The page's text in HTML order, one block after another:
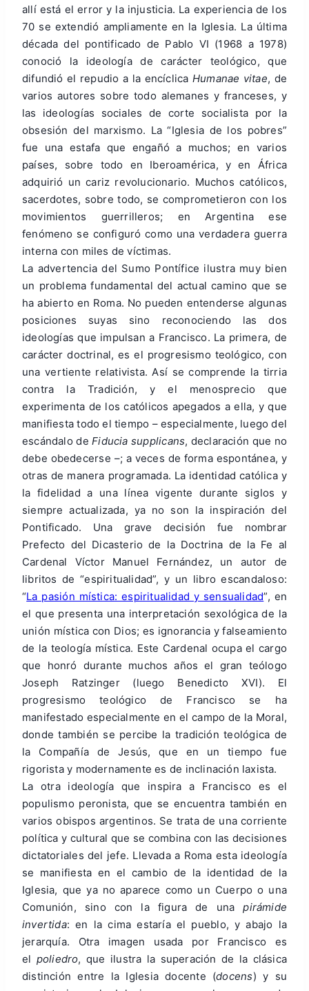
allí está el error y la injusticia. La experiencia de los
70 se extendió ampliamente en la Iglesia. La última
década del pontificado de Pablo VI (1968 a 1978)
conoció la ideología de carácter teológico, que
difundió el repudio a la encíclica Humanae vitae, de
varios autores sobre todo alemanes y franceses, y
las ideologías sociales de corte socialista por la
obsesión del marxismo. La “Iglesia de los pobres”
fue una estafa que engañó a muchos; en varios
países, sobre todo en Iberoamérica, y en África
adquirió un cariz revolucionario. Muchos católicos,
sacerdotes, sobre todo, se comprometieron con los
movimientos guerrilleros; en Argentina ese
fenómeno se configuró como una verdadera guerra
interna con miles de víctimas.
La advertencia del Sumo Pontífice ilustra muy bien
un problema fundamental del actual camino que se
ha abierto en Roma. No pueden entenderse algunas
posiciones suyas sino reconociendo las dos
ideologías que impulsan a Francisco. La primera, de
carácter doctrinal, es el progresismo teológico, con
una vertiente relativista. Así se comprende la tirria
contra la Tradición, y el menosprecio que
experimenta de los católicos apegados a ella, y que
manifiesta todo el tiempo – especialmente, luego del
escándalo deFiducia supplicans, declaración que no
debe obedecerse –; a veces de forma espontánea, y
otras de manera programada. La identidad católica y
la fidelidad a una línea vigente durante siglos y
siempre actualizada, ya no son la inspiración del
Pontificado. Una grave decisión fue nombrar
Prefecto del Dicasterio de la Doctrina de la Fe al
Cardenal Víctor Manuel Fernández, un autor de
libritos de “espiritualidad”, y un libro escandaloso:
“La pasión mística: espiritualidad y sensualidad”, en
el que presenta una interpretación sexológica de la
unión mística con Dios; es ignorancia y falseamiento
de la teología mística. Este Cardenal ocupa el cargo
que honró durante muchos años el gran teólogo
Joseph Ratzinger (luego Benedicto XVI). El
progresismo teológico de Francisco se ha
manifestado especialmente en el campo de la Moral,
donde también se percibe la tradición teológica de
la Compañía de Jesús, que en un tiempo fue
rigorista y modernamente es de inclinación laxista.
La otra ideología que inspira a Francisco es el
populismo peronista, que se encuentra también en
varios obispos argentinos. Se trata de una corriente
política y cultural que se combina con las decisiones
dictatoriales del jefe. Llevada a Roma esta ideología
se manifiesta en el cambio de la identidad de la
Iglesia, que ya no aparece como un Cuerpo o una
Comunión, sino con la figura de unapirámide
invertida: en la cima estaría el pueblo, y abajo la
jerarquía. Otra imagen usada por Francisco es
el poliedro, que ilustra la superación de la clásica
distinción entre la Iglesia docente (docens) y su